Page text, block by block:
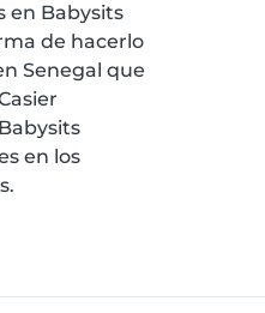
en Babysits
de hacerlo
Senegal que
en los